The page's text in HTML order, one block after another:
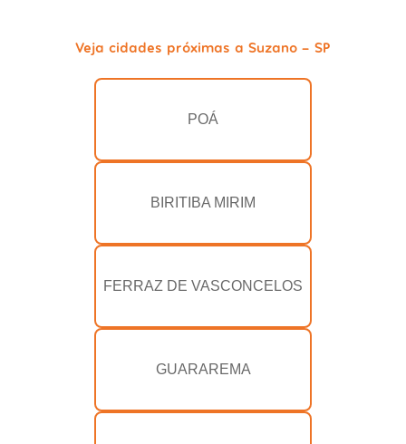
Veja cidades próximas a Suzano - SP
POÁ
BIRITIBA MIRIM
FERRAZ DE VASCONCELOS
GUARAREMA